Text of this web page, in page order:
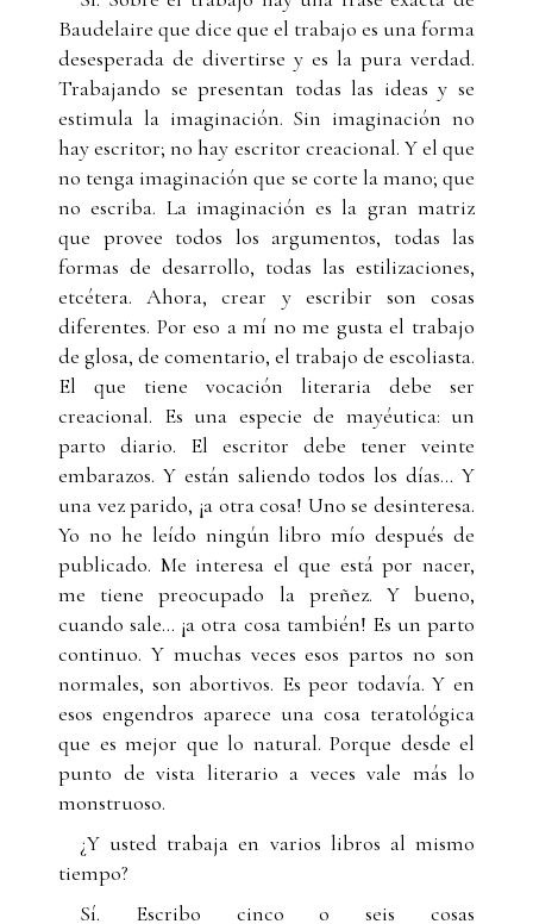
Baudelaire que dice que el trabajo es una forma
desesperada de divertirse y es la pura verdad.
Trabajando se presentan todas las ideas y se
estimula la imaginación. Sin imaginación no
hay escritor; no hay escritor creacional. Y el que
no tenga imaginación que se corte la mano; que
no escriba. La imaginación es la gran matriz
que provee todos los argumentos, todas las
formas de desarrollo, todas las estilizaciones,
etcétera. Ahora, crear y escribir son cosas
diferentes. Por eso a mí no me gusta el trabajo
de glosa, de comentario, el trabajo de escoliasta.
El que tiene vocación literaria debe ser
creacional. Es una especie de mayéutica: un
parto diario. El escritor debe tener veinte
embarazos. Y están saliendo todos los días... Y
una vez parido, ¡a otra cosa! Uno se desinteresa.
Yo no he leído ningún libro mío después de
publicado. Me interesa el que está por nacer,
me tiene preocupado la preñez. Y bueno,
cuando sale... ¡a otra cosa también! Es un parto
continuo. Y muchas veces esos partos no son
normales, son abortivos. Es peor todavía. Y en
esos engendros aparece una cosa teratológica
que es mejor que lo natural. Porque desde el
punto de vista literario a veces vale más lo
monstruoso.
¿Y usted trabaja en varios libros al mismo
tiempo?
Sí. Escribo cinco o seis cosas